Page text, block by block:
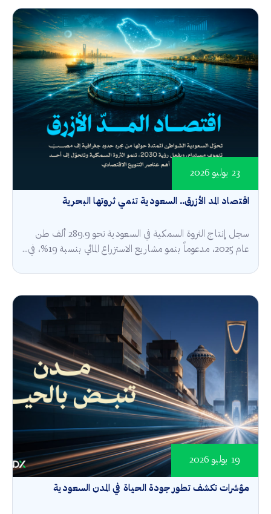
اقتصاد المد الأزرق.. السعودية تنمي ثروتها البحرية
23 يوليو 2026
سجل إنتاج الثروة السمكية في السعودية نحو 289.9 ألف طن
عام 2025، مدعوماً بنمو مشاريع الاستزراع المائي بنسبة 19%، في...
مؤشرات تكشف تطور جودة الحياة في المدن السعودية
19 يوليو 2026